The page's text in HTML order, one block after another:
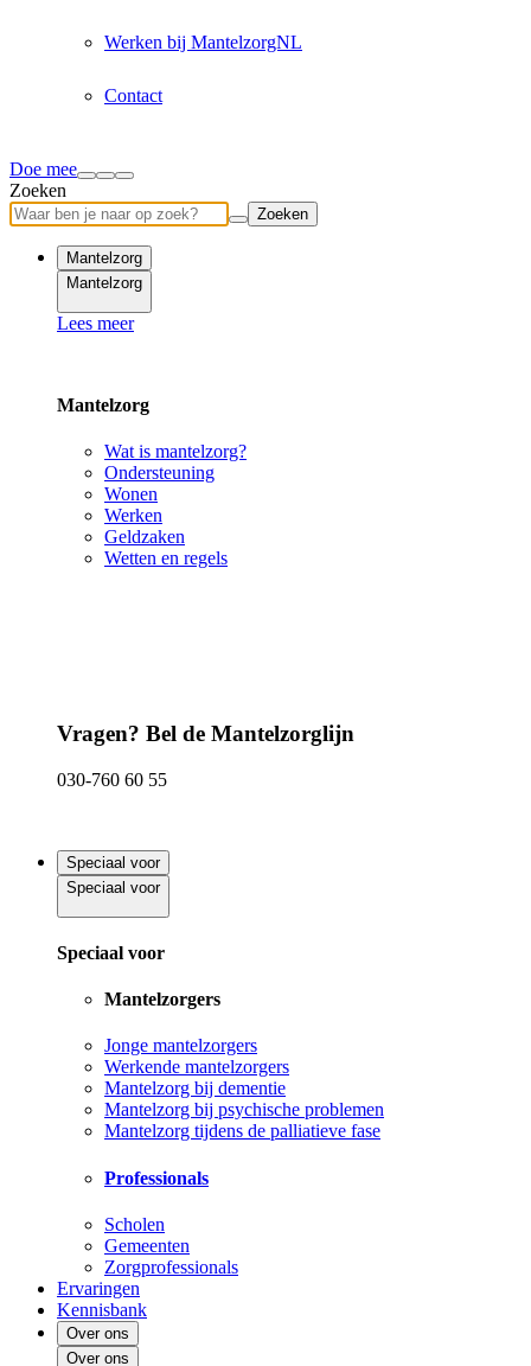
Werken bij MantelzorgNL
Contact
Doe mee
Zoeken
Zoeken
Mantelzorg
Mantelzorg
Lees meer
Mantelzorg
Wat is mantelzorg?
Ondersteuning
Wonen
Werken
Geldzaken
Wetten en regels
Vragen? Bel de Mantelzorglijn
030-760 60 55
Speciaal voor
Speciaal voor
Speciaal voor
Mantelzorgers
Jonge mantelzorgers
Werkende mantelzorgers
Mantelzorg bij dementie
Mantelzorg bij psychische problemen
Mantelzorg tijdens de palliatieve fase
Professionals
Scholen
Gemeenten
Zorgprofessionals
Ervaringen
Kennisbank
Over ons
Over ons